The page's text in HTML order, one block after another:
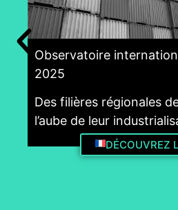
Observatoire
2025
Des filières régionales
l’aube de leur
DÉCOUVREZ